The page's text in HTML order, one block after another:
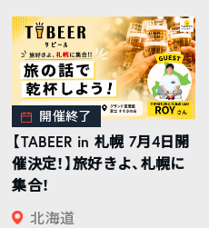
開催終了
【TABEER in 札幌 7月4日開
催決定！】旅好きよ、札幌に
集合！
北海道